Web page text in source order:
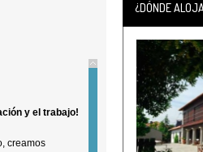
y el trabajo!
creamos
¿DÓNDE